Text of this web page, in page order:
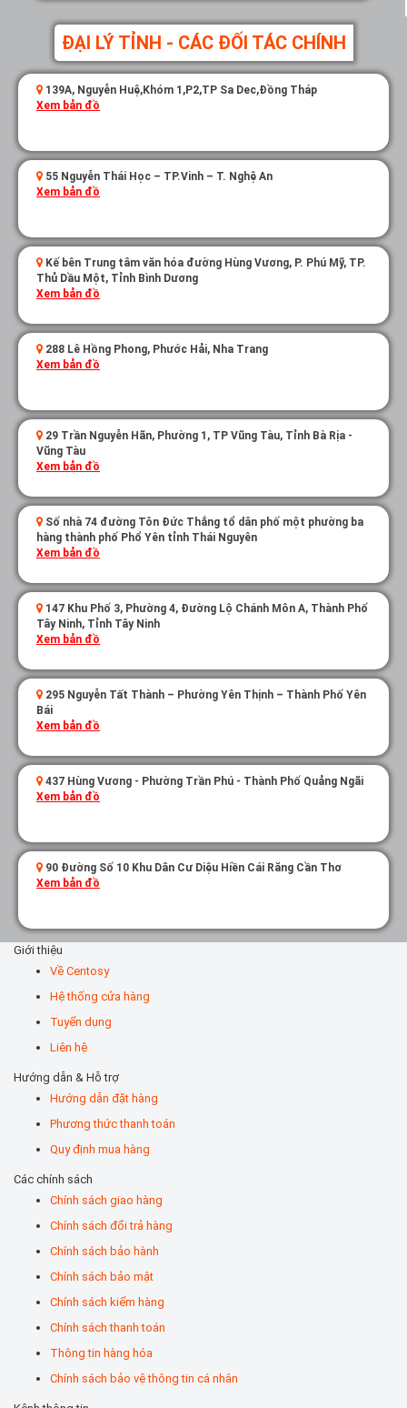
ĐẠI LÝ TỈNH - CÁC ĐỐI TÁC CHÍNH
139A, Nguyễn Huệ,Khóm 1,P2,TP Sa Dec,Đồng Tháp
Xem bản đồ
55 Nguyễn Thái Học – TP.Vinh – T. Nghệ An
Xem bản đồ
Kế bên Trung tâm văn hóa đường Hùng Vương, P. Phú Mỹ, TP.
Thủ Dầu Một, Tỉnh Bình Dương
Xem bản đồ
288 Lê Hồng Phong, Phước Hải, Nha Trang
Xem bản đồ
29 Trần Nguyễn Hãn, Phường 1, TP Vũng Tàu, Tỉnh Bà Rịa -
Vũng Tàu
Xem bản đồ
Số nhà 74 đường Tôn Đức Thắng tổ dân phố một phường ba
hàng thành phố Phổ Yên tỉnh Thái Nguyên
Xem bản đồ
147 Khu Phố 3, Phường 4, Đường Lộ Chánh Môn A, Thành Phố
Tây Ninh, Tỉnh Tây Ninh
Xem bản đồ
295 Nguyễn Tất Thành – Phường Yên Thịnh – Thành Phố Yên
Bái
Xem bản đồ
437 Hùng Vương - Phường Trần Phú - Thành Phố Quảng Ngãi
Xem bản đồ
90 Đường Số 10 Khu Dân Cư Diệu Hiền Cái Răng Cần Thơ
Xem bản đồ
Giới thiệu
Về Centosy
Hệ thống cửa hàng
Tuyển dụng
Liên hệ
Hướng dẫn & Hỗ trợ
Hướng dẫn đặt hàng
Phương thức thanh toán
Quy định mua hàng
Các chính sách
Chính sách giao hàng
Chính sách đổi trả hàng
Chính sách bảo hành
Chính sách bảo mật
Chính sách kiểm hàng
Chính sách thanh toán
Thông tin hàng hóa
Chính sách bảo vệ thông tin cá nhân